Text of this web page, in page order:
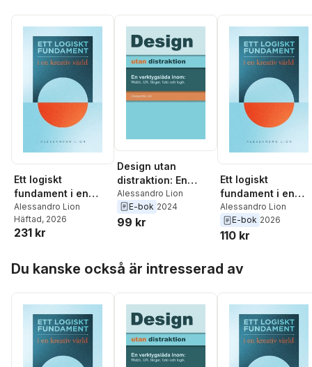
Ett logiskt
fundament i en
kreativ värld
Alessandro Lion
Häftad, 2026
231 kr
Design utan
distraktion: En
verktygslåda inom:
Webb, UX, färger,
foto och logik
Alessandro Lion
E-bok 2024
99 kr
Ett logiskt
fundament i en
kreativ värld
Alessandro Lion
E-bok 2026
110 kr
Du kanske också är intresserad av